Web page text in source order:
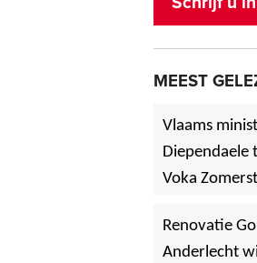
MEEST
Vlaams
Voka
Renovatie
Anderlecht